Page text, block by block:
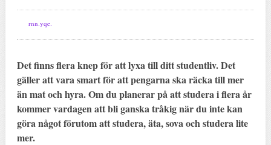
rnn.yqe.
Det finns flera knep för att lyxa till ditt studentliv. Det
gäller att vara smart för att pengarna ska räcka till mer
än mat och hyra. Om du planerar på att studera i flera år
kommer vardagen att bli ganska tråkig när du inte kan
göra något förutom att studera, äta, sova och studera lite
mer.